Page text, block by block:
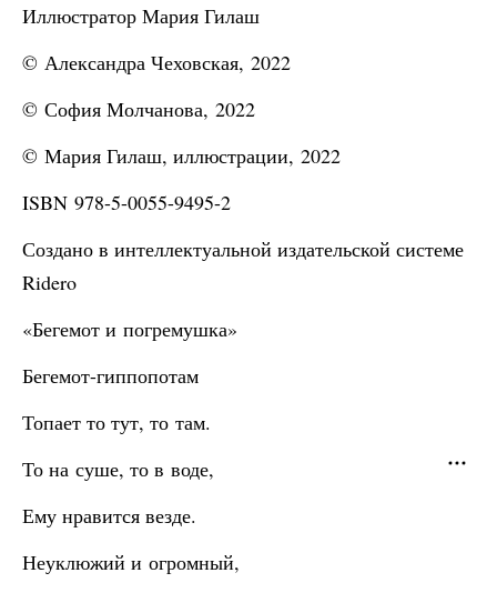
Иллюстратор Мария Гилаш
© Александра Чеховская, 2022
© София Молчанова, 2022
© Мария Гилаш, иллюстрации, 2022
ISBN 978-5-0055-9495-2
Создано в интеллектуальной издательской системе
Ridero
«Бегемот и погремушка»
Бегемот-гиппопотам
Топает то тут, то там.
То на суше, то в воде,
Ему нравится везде.
Неуклюжий и огромный,